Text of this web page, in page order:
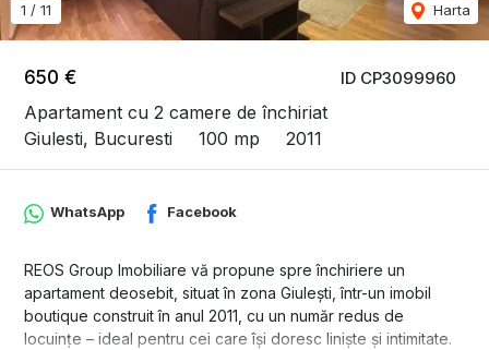
ID CP3099960
650 €
Apartament cu 2 camere de închiriat
Giulesti, Bucuresti
100 mp 2011
1 / 11 Harta
WhatsApp Facebook
REOS Group Imobiliare vă propune spre închiriere un
apartament deosebit, situat în zona Giulești, într-un imobil
boutique construit în anul 2011, cu un număr redus de
locuințe – ideal pentru cei care își doresc liniște și intimitate.